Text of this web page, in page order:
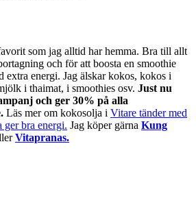
som jag alltid har hemma. Bra till allt
och för att boosta en smoothie
extra energi. Jag älskar kokos, kokos i
i thaimat, i smoothies osv. Just nu
och ger 30% på alla
Läs mer om kokosolja i Vitare tänder med
bra energi. Jag köper gärna Kung
Vitapranas.